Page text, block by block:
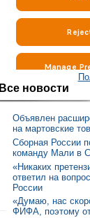
Все новости
Объявлен
на мартовские
Сборная России
команду Мали в
«Никаких
ответил на
России
«Думаю, нас
ФИФА, поэтому